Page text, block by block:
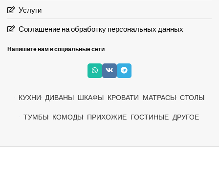
Услуги
Соглашение на обработку персональных данных
Напишите нам в социальные сети
КУХНИ ДИВАНЫ ШКАФЫ КРОВАТИ МАТРАСЫ СТОЛЫ
ТУМБЫ КОМОДЫ ПРИХОЖИЕ ГОСТИНЫЕ ДРУГОЕ